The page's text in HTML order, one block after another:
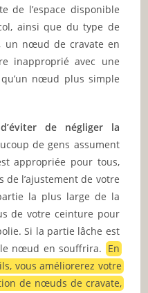
de l’espace disponible
ainsi que du type de
un nœud de cravate en
inapproprié avec une
nœud plus simple
de négliger la
de gens assument
appropriée pour tous,
de l’ajustement de votre
la plus large de la
de votre ceinture pour
Si la partie lâche est
nœud en souffrira. En
vous améliorerez votre
de nœuds de cravate,